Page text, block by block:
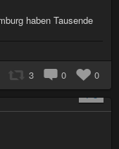
haben Tausende
3 0
0